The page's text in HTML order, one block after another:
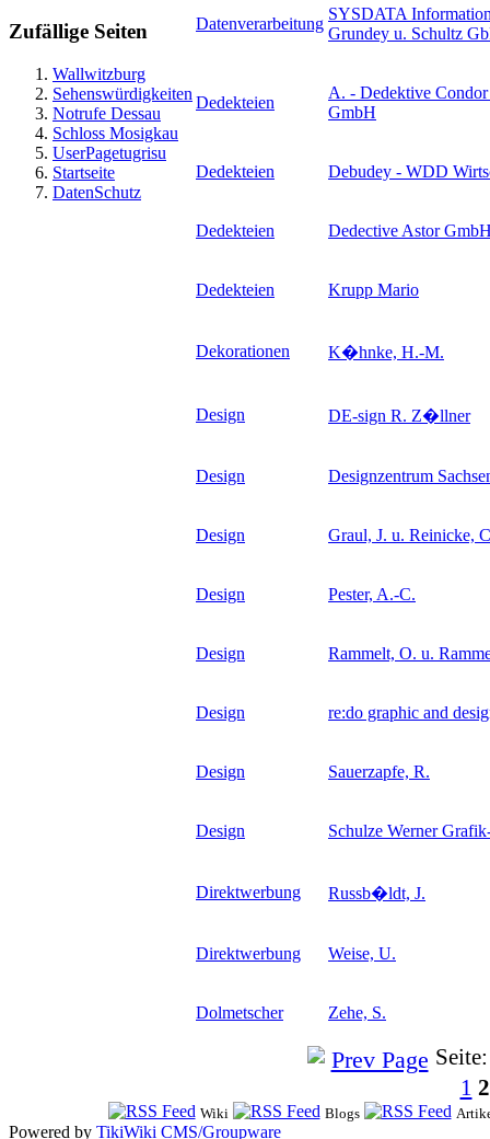
Zufällige Seiten
Wallwitzburg
Sehenswürdigkeiten
Notrufe Dessau
Schloss Mosigkau
UserPagetugrisu
Startseite
DatenSchutz
Datenverarbeitung
SYSDATA
Grundey u. Schultz
Dedekteien
A. - Dedektive
GmbH
Dedekteien Debudey - WDD
Dedekteien Dedective Astor
Dedekteien Krupp Mario
Dekorationen K�hnke, H.-M.
Design DE-sign R. Z�llner
Design Designzentrum
Design Graul, J. u. Reinicke,
Design Pester, A.-C.
Design Rammelt, O. u.
Design re:do graphic and
Design Sauerzapfe, R.
Design Schulze Werner
Direktwerbung Russb�ldt, J.
Direktwerbung Weise, U.
Dolmetscher Zehe, S.
1 2
Wiki Blogs
Powered by TikiWiki CMS/Groupware